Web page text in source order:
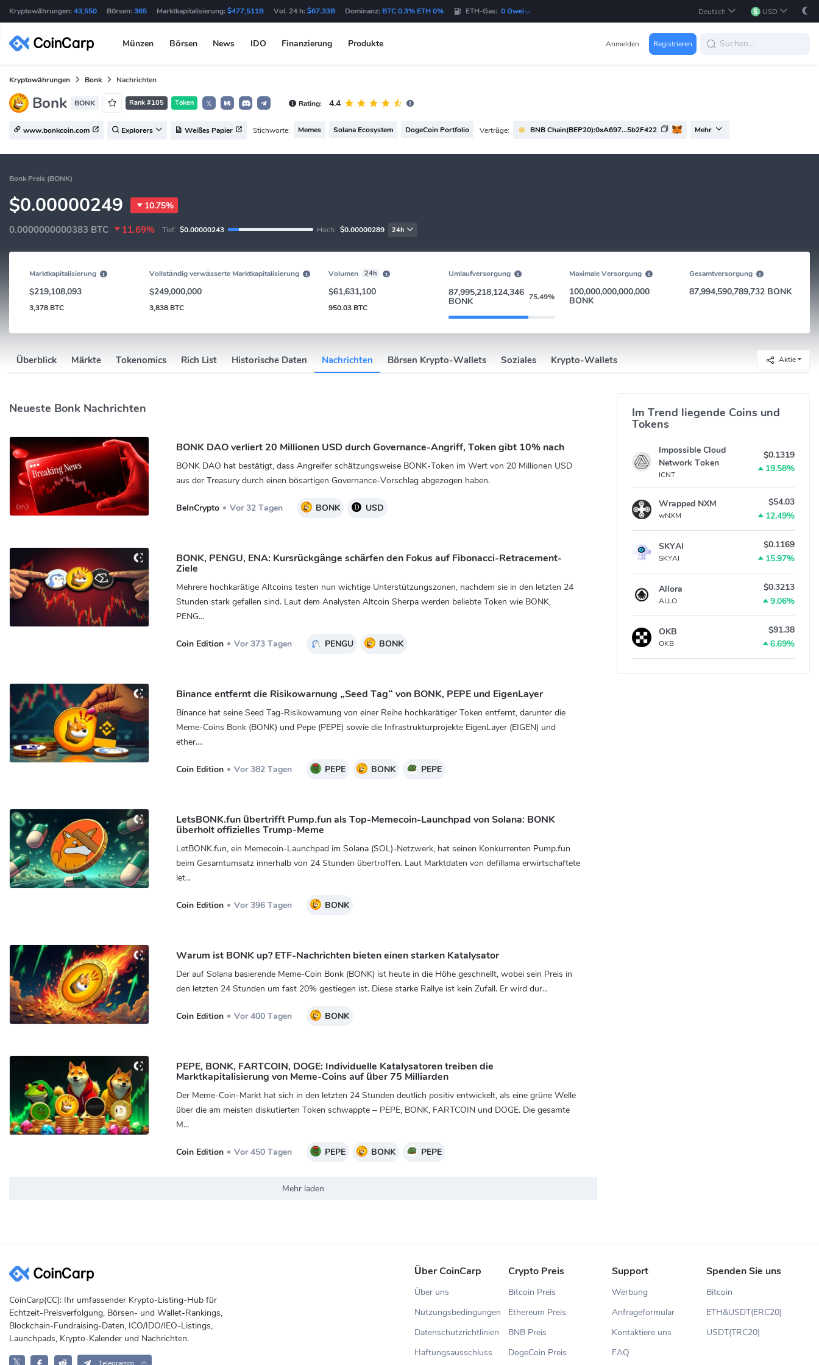
Kryptowährungen: 43,550 Börsen: 365 Marktkapitalisierung: $477,511B Vol. 24 h: $67.33B Dominanz: BTC 0.3% ETH 0% ETH-Gas: 0 Gwei Deutsch USD
Münzen Börsen News IDO Finanzierung Produkte Anmelden Registrieren
Kryptowährungen Bonk Nachrichten
Bonk BONK Rank #105 Token 𝕏 Rating: 4.4
www.bonkcoin.com Explorers Weißes Papier Stichworte: Memes Solana Ecosystem DogeCoin Portfolio Verträge: BNB Chain(BEP20):0xA697...5b2F422 Mehr
Bonk Preis (BONK)
$0.00000249 10.75%
0.0000000000383 BTC 11.69% Tief: $0.00000243 Hoch: $0.00000289 24h
Marktkapitalisierung
$219,108,093
3,378 BTC
Vollständig verwässerte Marktkapitalisierung
$249,000,000
3,838 BTC
Volumen 24h
$61,631,100
950.03 BTC
Umlaufversorgung
87,995,218,124,346
BONK 75.49%
Maximale Versorgung
100,000,000,000,000
BONK
Gesamtversorgung
87,994,590,789,732 BONK
Überblick Märkte Tokenomics Rich List Historische Daten Nachrichten Börsen Krypto-Wallets Soziales Krypto-Wallets Aktie
Neueste Bonk Nachrichten
BONK DAO verliert 20 Millionen USD durch Governance-Angriff, Token gibt 10% nach
BONK DAO hat bestätigt, dass Angreifer schätzungsweise BONK-Token im Wert von 20 Millionen USD
aus der Treasury durch einen bösartigen Governance-Vorschlag abgezogen haben.
BeInCrypto Vor 32 Tagen BONK USD
BONK, PENGU, ENA: Kursrückgänge schärfen den Fokus auf Fibonacci-Retracement-
Ziele
Mehrere hochkarätige Altcoins testen nun wichtige Unterstützungszonen, nachdem sie in den letzten 24
Stunden stark gefallen sind. Laut dem Analysten Altcoin Sherpa werden beliebte Token wie BONK,
PENG...
Coin Edition Vor 373 Tagen PENGU BONK
Binance entfernt die Risikowarnung „Seed Tag“ von BONK, PEPE und EigenLayer
Binance hat seine Seed Tag-Risikowarnung von einer Reihe hochkarätiger Token entfernt, darunter die
Meme-Coins Bonk (BONK) und Pepe (PEPE) sowie die Infrastrukturprojekte EigenLayer (EIGEN) und
ether....
Coin Edition Vor 382 Tagen PEPE BONK PEPE
LetsBONK.fun übertrifft Pump.fun als Top-Memecoin-Launchpad von Solana: BONK
überholt offizielles Trump-Meme
LetBONK.fun, ein Memecoin-Launchpad im Solana (SOL)-Netzwerk, hat seinen Konkurrenten Pump.fun
beim Gesamtumsatz innerhalb von 24 Stunden übertroffen. Laut Marktdaten von defillama erwirtschaftete
let...
Coin Edition Vor 396 Tagen BONK
Warum ist BONK up? ETF-Nachrichten bieten einen starken Katalysator
Der auf Solana basierende Meme-Coin Bonk (BONK) ist heute in die Höhe geschnellt, wobei sein Preis in
den letzten 24 Stunden um fast 20% gestiegen ist. Diese starke Rallye ist kein Zufall. Er wird dur...
Coin Edition Vor 400 Tagen BONK
PEPE, BONK, FARTCOIN, DOGE: Individuelle Katalysatoren treiben die
Marktkapitalisierung von Meme-Coins auf über 75 Milliarden
Der Meme-Coin-Markt hat sich in den letzten 24 Stunden deutlich positiv entwickelt, als eine grüne Welle
über die am meisten diskutierten Token schwappte – PEPE, BONK, FARTCOIN und DOGE. Die gesamte
M...
Coin Edition Vor 450 Tagen PEPE BONK PEPE
Mehr laden
Im Trend liegende Coins und
Tokens
Impossible Cloud
Network Token
ICNT
$0.1319
19.58%
Wrapped NXM
wNXM
$54.03
12.49%
SKYAI
SKYAI
$0.1169
15.97%
Allora
ALLO
$0.3213
9.06%
OKB
OKB
$91.38
6.69%
CoinCarp(CC): Ihr umfassender Krypto-Listing-Hub für
Echtzeit-Preisverfolgung, Börsen- und Wallet-Rankings,
Blockchain-Fundraising-Daten, ICO/IDO/IEO-Listings,
Launchpads, Krypto-Kalender und Nachrichten.
Telegramm
Über CoinCarp
Über uns
Nutzungsbedingungen
Datenschutzrichtlinien
Haftungsausschluss
Crypto Preis
Bitcoin Preis
Ethereum Preis
BNB Preis
DogeCoin Preis
Support
Werbung
Anfrageformular
Kontaktiere uns
FAQ
Spenden Sie uns
Bitcoin
ETH&USDT(ERC20)
USDT(TRC20)